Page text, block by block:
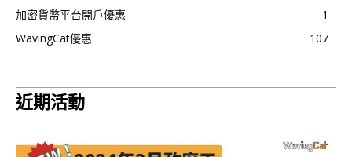
加密貨幣平台開戶優惠
1
WavingCat優惠
107
近期活動